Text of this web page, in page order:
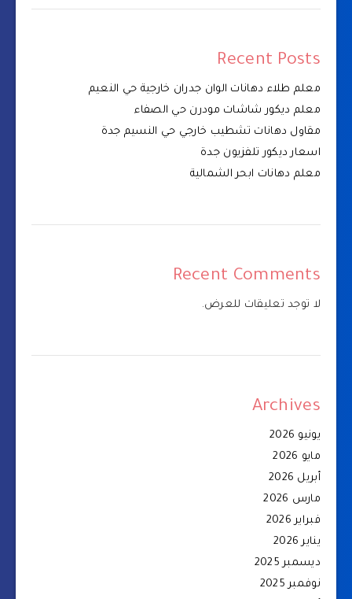
Recent Posts
معلم طلاء دهانات الوان جدران خارجية حي النعيم
معلم ديكور شاشات مودرن حي الصفاء
مقاول دهانات تشطيب خارجي حي النسيم جدة
اسعار ديكور تلفزيون جدة
معلم دهانات ابحر الشمالية
Recent Comments
لا توجد تعليقات للعرض.
Archives
يونيو 2026
مايو 2026
أبريل 2026
مارس 2026
فبراير 2026
يناير 2026
ديسمبر 2025
نوفمبر 2025